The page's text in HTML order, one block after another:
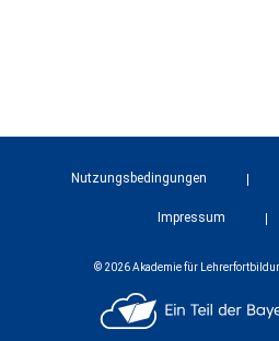
Nutzungsbedingungen
Impressum
© 2026 Akademie für